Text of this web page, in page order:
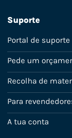
Suporte
Portal de suporte
Pede um
Recolha de
Para
A tua conta